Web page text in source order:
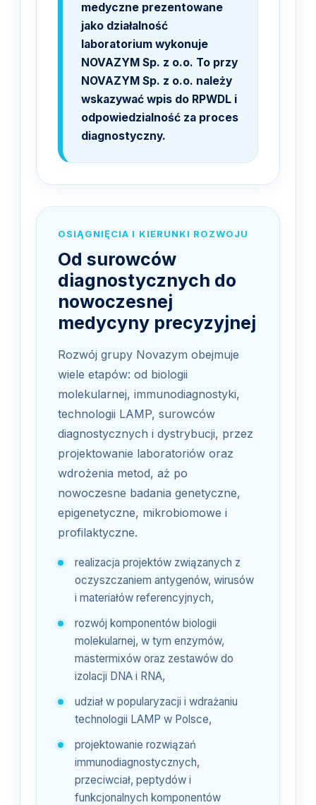
medyczne prezentowane
jako działalność
laboratorium wykonuje
NOVAZYM Sp. z o.o. To przy
NOVAZYM Sp. z o.o. należy
wskazywać wpis do RPWDL i
odpowiedzialność za proces
diagnostyczny.
OSIĄGNIĘCIA I KIERUNKI ROZWOJU
Od surowców
diagnostycznych do
nowoczesnej
medycyny precyzyjnej
Rozwój grupy Novazym obejmuje
wiele etapów: od biologii
molekularnej, immunodiagnostyki,
technologii LAMP, surowców
diagnostycznych i dystrybucji, przez
projektowanie laboratoriów oraz
wdrożenia metod, aż po
nowoczesne badania genetyczne,
epigenetyczne, mikrobiomowe i
profilaktyczne.
realizacja projektów związanych z
oczyszczaniem antygenów, wirusów
i materiałów referencyjnych,
rozwój komponentów biologii
molekularnej, w tym enzymów,
mastermixów oraz zestawów do
izolacji DNA i RNA,
udział w popularyzacji i wdrażaniu
technologii LAMP w Polsce,
projektowanie rozwiązań
immunodiagnostycznych,
przeciwciał, peptydów i
funkcjonalnych komponentów